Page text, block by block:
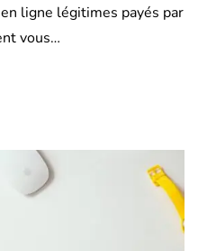
ligne légitimes payés par
vous…